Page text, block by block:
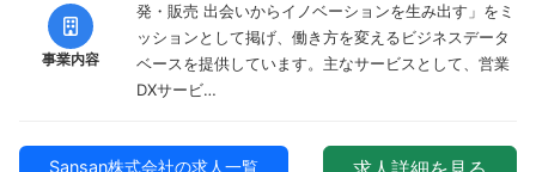
事業内容
発・販売 出会いからイノベーションを生み出す」をミ
ッションとして掲げ、働き方を変えるビジネスデータ
ベースを提供しています。主なサービスとして、営業
DXサービ…
Sansan株式会社の求人一覧